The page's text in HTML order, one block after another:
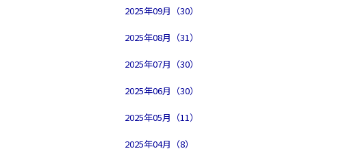
2025年09月（30）
2025年08月（31）
2025年07月（30）
2025年06月（30）
2025年05月（11）
2025年04月（8）